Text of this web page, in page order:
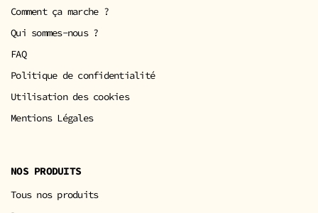
Comment ça marche ?
Qui sommes-nous ?
FAQ
Politique de confidentialité
Utilisation des cookies
Mentions Légales
NOS PRODUITS
Tous nos produits